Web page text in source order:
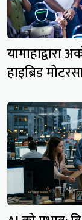
यामाहाद्वारा
हाइब्रिड